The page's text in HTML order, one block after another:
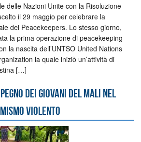
delle Nazioni Unite con la Risoluzione
il 29 maggio per celebrare la
dei Peacekeepers. Lo stesso giorno,
la prima operazione di peacekeeping
la nascita dell’UNTSO United Nations
la quale iniziò un’attività di
[…]
dei giovani del Mali nel
violento